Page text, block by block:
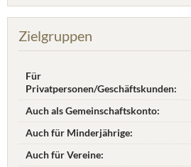
Zielgruppen
Für
Privatpersonen/Geschäftskunden:
Auch als Gemeinschaftskonto:
Auch für Minderjährige:
Auch für Vereine: